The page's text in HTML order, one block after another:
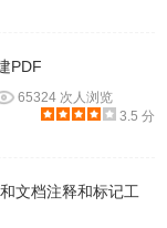
PDF
65324 次人浏览
3.5 分
文档注释和标记工